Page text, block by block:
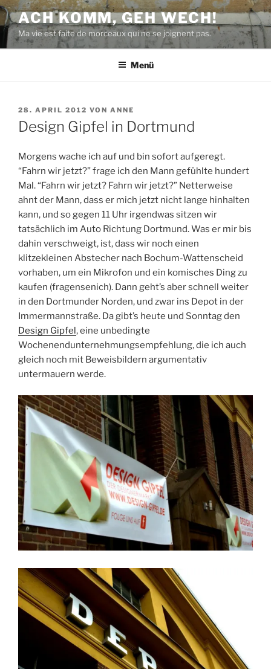
Zum
Inhalt
springen
ACH KOMM, GEH WECH!
Ma vie est faite de morceaux qui ne se joignent pas.
Menü
VERÖFFENTLICHT
AM
28. APRIL 2012 VON ANNE
Design Gipfel in Dortmund
Morgens wache ich auf und bin sofort aufgeregt.
“Fahrn wir jetzt?” frage ich den Mann gefühlte hundert
Mal. “Fahrn wir jetzt? Fahrn wir jetzt?” Netterweise
ahnt der Mann, dass er mich jetzt nicht lange hinhalten
kann, und so gegen 11 Uhr irgendwas sitzen wir
tatsächlich im Auto Richtung Dortmund. Was er mir bis
dahin verschweigt, ist, dass wir noch einen
klitzekleinen Abstecher nach Bochum-Wattenscheid
vorhaben, um ein Mikrofon und ein komisches Ding zu
kaufen (fragensenich). Dann geht’s aber schnell weiter
in den Dortmunder Norden, und zwar ins Depot in der
Immermannstraße. Da gibt’s heute und Sonntag den
Design Gipfel, eine unbedingte
Wochenendunternehmungsempfehlung, die ich auch
gleich noch mit Beweisbildern argumentativ
untermauern werde.